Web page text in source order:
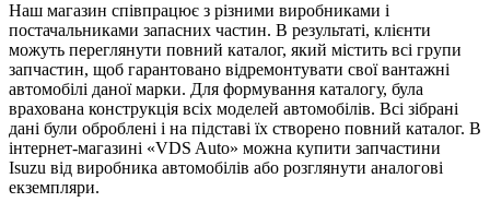
Наш магазин співпрацює з різними виробниками і
постачальниками запасних частин. В результаті, клієнти
можуть переглянути повний каталог, який містить всі групи
запчастин, щоб гарантовано відремонтувати свої вантажні
автомобілі даної марки. Для формування каталогу, була
врахована конструкція всіх моделей автомобілів. Всі зібрані
дані були оброблені і на підставі їх створено повний каталог. В
інтернет-магазині «VDS Auto» можна купити запчастини
Isuzu від виробника автомобілів або розглянути аналогові
екземпляри.